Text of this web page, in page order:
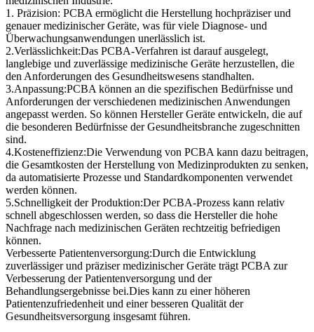
1. Präzision: PCBA ermöglicht die Herstellung hochpräziser und
genauer medizinischer Geräte, was für viele Diagnose- und
Überwachungsanwendungen unerlässlich ist.
2.Verlässlichkeit:Das PCBA-Verfahren ist darauf ausgelegt,
langlebige und zuverlässige medizinische Geräte herzustellen, die
den Anforderungen des Gesundheitswesens standhalten.
3.Anpassung:PCBA können an die spezifischen Bedürfnisse und
Anforderungen der verschiedenen medizinischen Anwendungen
angepasst werden. So können Hersteller Geräte entwickeln, die auf
die besonderen Bedürfnisse der Gesundheitsbranche zugeschnitten
sind.
4.Kosteneffizienz:Die Verwendung von PCBA kann dazu beitragen,
die Gesamtkosten der Herstellung von Medizinprodukten zu senken,
da automatisierte Prozesse und Standardkomponenten verwendet
werden können.
5.Schnelligkeit der Produktion:Der PCBA-Prozess kann relativ
schnell abgeschlossen werden, so dass die Hersteller die hohe
Nachfrage nach medizinischen Geräten rechtzeitig befriedigen
können.
Verbesserte Patientenversorgung:Durch die Entwicklung
zuverlässiger und präziser medizinischer Geräte trägt PCBA zur
Verbesserung der Patientenversorgung und der
Behandlungsergebnisse bei.Dies kann zu einer höheren
Patientenzufriedenheit und einer besseren Qualität der
Gesundheitsversorgung insgesamt führen.